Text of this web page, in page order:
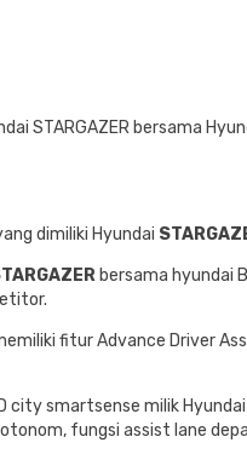
STARGAZER bersama
dimiliki Hyundai
bersama hyundai
fitur Advance Driver
city smartsense milik
fungsi assist lane